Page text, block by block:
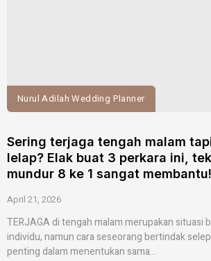
Nurul Adilah Wedding Planner
Sering terjaga tengah malam
lelap? Elak buat 3 perkara ini,
mundur 8 ke 1 sangat membantu!
April 21, 2026
TERJAGA di tengah malam merupakan situasi
individu, namun cara seseorang bertindak
penting dalam menentukan sama...